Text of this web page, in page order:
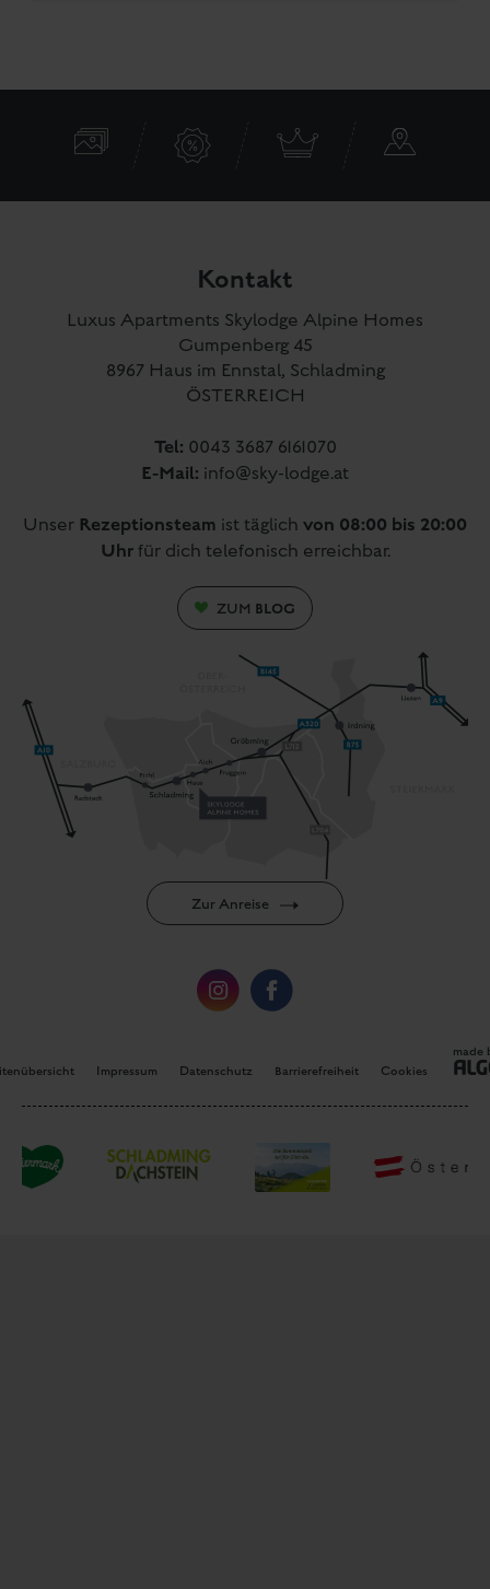
Kontakt
Luxus Apartments Skylodge Alpine Homes
Gumpenberg 45
8967 Haus im Ennstal, Schladming
ÖSTERREICH
Tel: 0043 3687 6161070
E-Mail: info@sky-lodge.at
Unser Rezeptionsteam ist täglich von 08:00 bis 20:00
Uhrfür dich telefonisch erreichbar.
ZUM BLOG
Zur Anreise
Impressum Datenschutz Barrierefreiheit Cookies
made